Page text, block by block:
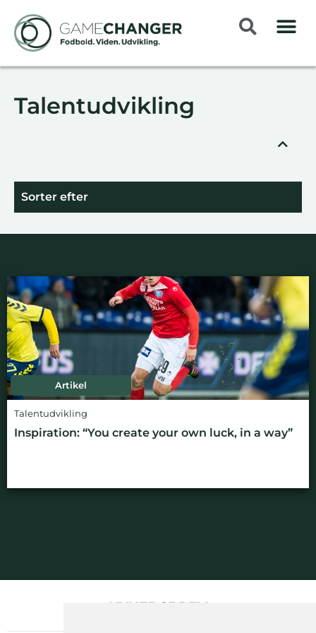
Talentudvikling
Sorter efter
Artikel
Talentudvikling
Inspiration: “You create your own luck, in a way”
NYHEDSBREV